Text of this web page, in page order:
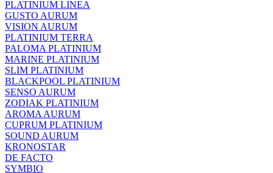
PLATINIUM LINEA
GUSTO AURUM
VISION AURUM
PLATINIUM TERRA
PALOMA PLATINIUM
MARINE PLATINIUM
SLIM PLATINIUM
BLACKPOOL PLATINIUM
SENSO AURUM
ZODIAK PLATINIUM
AROMA AURUM
CUPRUM PLATINIUM
SOUND AURUM
KRONOSTAR
DE FACTO
SYMBIO